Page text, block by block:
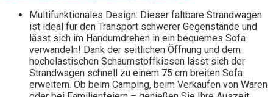
Multifunktionales Design: Dieser faltbare Strandwagen
ist ideal für den Transport schwerer Gegenstände und
lässt sich im Handumdrehen in ein bequemes Sofa
verwandeln! Dank der seitlichen Öffnung und dem
hochelastischen Schaumstoffkissen lässt sich der
Strandwagen schnell zu einem 75 cm breiten Sofa
erweitern. Ob beim Camping, beim Verkaufen von Waren